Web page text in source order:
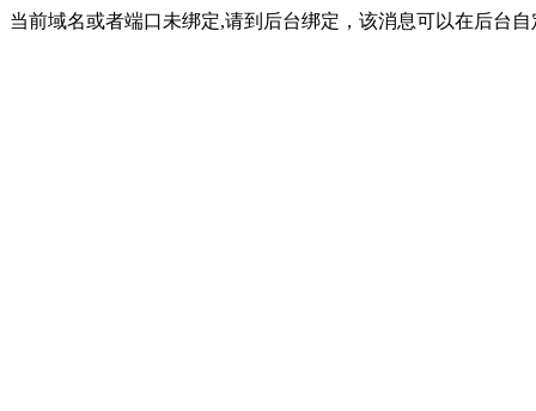
当前域名或者端口未绑定,请到后台绑定，该消息可以在后台自